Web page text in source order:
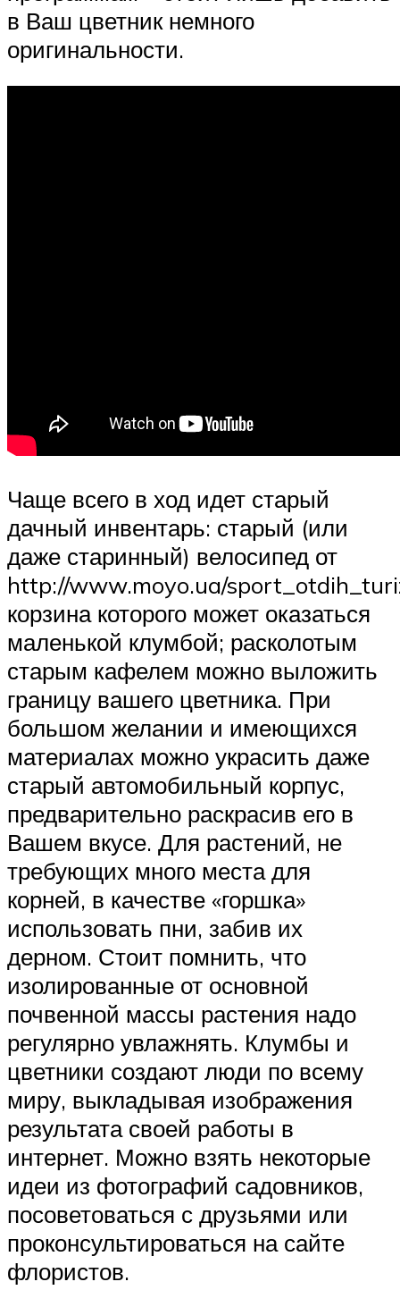
в Ваш цветник немного
оригинальности.
Чаще всего в ход идет старый
дачный инвентарь: старый (или
даже старинный) велосипед от
http://www.moyo.ua/
корзина которого может оказаться
маленькой клумбой; расколотым
старым кафелем можно выложить
границу вашего цветника. При
большом желании и имеющихся
материалах можно украсить даже
старый автомобильный корпус,
предварительно раскрасив его в
Вашем вкусе. Для растений, не
требующих много места для
корней, в качестве «горшка»
использовать пни, забив их
дерном. Стоит помнить, что
изолированные от основной
почвенной массы растения надо
регулярно увлажнять. Клумбы и
цветники создают люди по всему
миру, выкладывая изображения
результата своей работы в
интернет. Можно взять некоторые
идеи из фотографий садовников,
посоветоваться с друзьями или
проконсультироваться на сайте
флористов.